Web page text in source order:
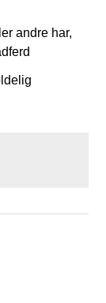
andre har,